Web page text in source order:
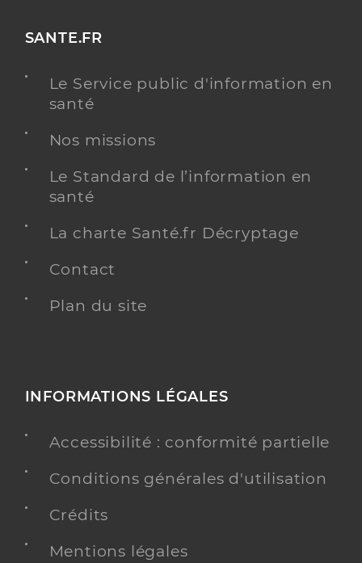
SANTE.FR
Le Service public d'information en
santé
Nos missions
Le Standard de l’information en
santé
La charte Santé.fr Décryptage
Contact
Plan du site
INFORMATIONS LÉGALES
Accessibilité : conformité partielle
Conditions générales d'utilisation
Crédits
Mentions légales